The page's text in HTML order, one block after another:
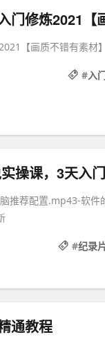
门修炼2021【
【画质不错有素材】
#入
推荐配置.mp43-软
#纪录
通教程